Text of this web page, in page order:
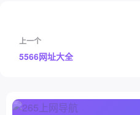
上一个
5566网址大全